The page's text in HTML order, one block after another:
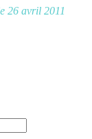
26 avril 2011